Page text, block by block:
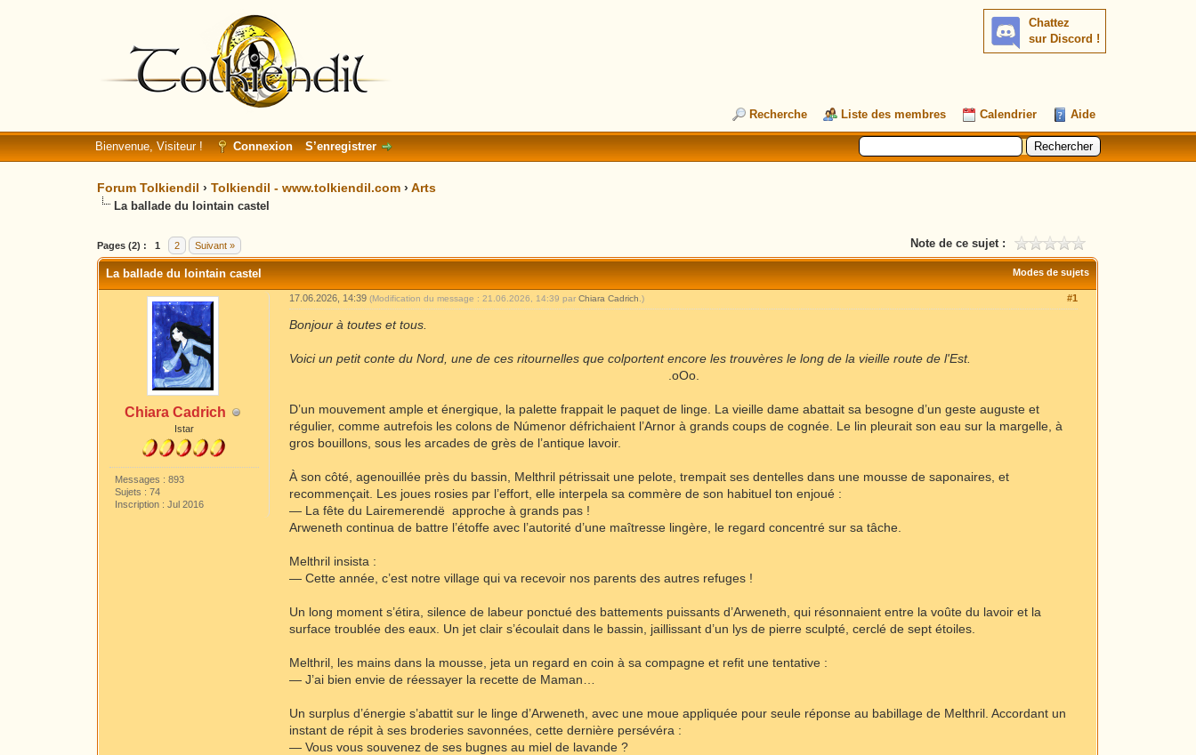
Chattez
sur Discord !
Recherche Liste des membres Calendrier Aide
Bienvenue, Visiteur ! Connexion S’enregistrer
Forum Tolkiendil ›Tolkiendil - www.tolkiendil.com ›Arts
La ballade du lointain castel
Pages (2) : 1 2 Suivant » Note de ce sujet :
Moyenne : 0 (0 vote(s))
1
2
3
4
5
Modes de sujets
La ballade du lointain castel
Chiara Cadrich
Istar
Messages : 893
Sujets : 74
Inscription : Jul 2016
#1
17.06.2026, 14:39(Modification du message : 21.06.2026, 14:39 parChiara Cadrich .)
Bonjour à toutes et tous.
Voici un petit conte du Nord, une de ces ritournelles que colportent encore les trouvères le long de la vieille route de l'Est.
.oOo.
D’un mouvement ample et énergique, la palette frappait le paquet de linge. La vieille dame abattait sa besogne d’un geste auguste et
régulier, comme autrefois les colons de Númenor défrichaient l’Arnor à grands coups de cognée. Le lin pleurait son eau sur la margelle, à
gros bouillons, sous les arcades de grès de l’antique lavoir.
À son côté, agenouillée près du bassin, Melthril pétrissait une pelote, trempait ses dentelles dans une mousse de saponaires, et
recommençait. Les joues rosies par l’effort, elle interpela sa commère de son habituel ton enjoué :
— La fête du Lairemerendë approche à grands pas !
Arweneth continua de battre l’étoffe avec l’autorité d’une maîtresse lingère, le regard concentré sur sa tâche.
Melthril insista :
— Cette année, c’est notre village qui va recevoir nos parents des autres refuges !
Un long moment s’étira, silence de labeur ponctué des battements puissants d’Arweneth, qui résonnaient entre la voûte du lavoir et la
surface troublée des eaux. Un jet clair s’écoulait dans le bassin, jaillissant d’un lys de pierre sculpté, cerclé de sept étoiles.
Melthril, les mains dans la mousse, jeta un regard en coin à sa compagne et refit une tentative :
— J’ai bien envie de réessayer la recette de Maman…
Un surplus d’énergie s’abattit sur le linge d’Arweneth, avec une moue appliquée pour seule réponse au babillage de Melthril. Accordant un
instant de répit à ses broderies savonnées, cette dernière persévéra :
— Vous vous souvenez de ses bugnes au miel de lavande ?